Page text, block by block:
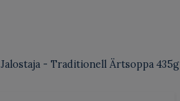
Jalostaja - Traditionell Ärtsoppa 435g